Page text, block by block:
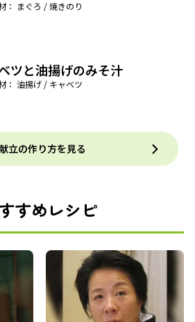
： まぐろ / 焼きのり
ツと油揚げのみそ汁
： 油揚げ / キャベツ
立の作り方を見る
すめレシピ